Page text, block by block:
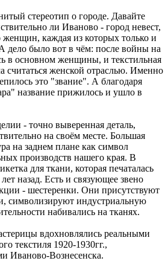
стереотип о городе. Давайте
ли Иваново - город невест,
женщин, каждая из которых только и
дело было вот в чём: после войны на
в основном женщины, и текстильная
считаться женской отраслью. Именно
это "звание". А благодаря
название прижилось и ушло в
- точно выверенная деталь,
на своём месте. Большая
на заднем плане как символ
производств нашего края. В
для ткани, которая печаталась
назад. Есть и связующее звено
- шестеренки. Они присутствуют
символизируют индустриальную
набивались на тканях.
вдохновлялись реальными
текстиля 1920-1930гг.,
Иваново-Вознесенска.